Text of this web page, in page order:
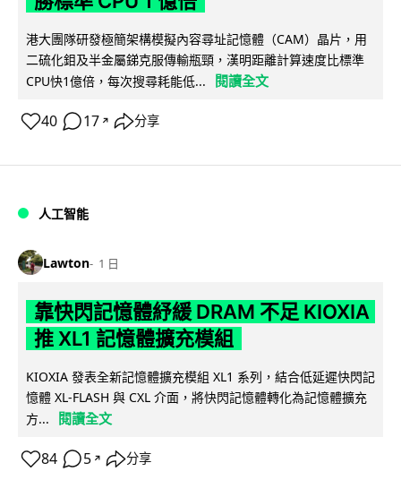
港大團隊研發極簡架構模擬內容尋址記憶體（CAM）晶片，用
二硫化鉬及半金屬銻克服傳輸瓶頸，漢明距離計算速度比標準
CPU快1億倍，每次搜尋耗能低...
閱讀全文
40 17 ↗ 分享
人工智能
Lawton 1 日
靠快閃記憶體紓緩 DRAM 不足 KIOXIA
推 XL1 記憶體擴充模組
KIOXIA 發表全新記憶體擴充模組 XL1 系列，結合低延遲快閃記
憶體 XL-FLASH 與 CXL 介面，將快閃記憶體轉化為記憶體擴充
方...
閱讀全文
84 5 ↗ 分享